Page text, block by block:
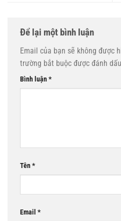
Để lại một bình luận
Email của bạn sẽ không được
trường bắt buộc được đánh dấu
Bình luận*
Tên*
Email *